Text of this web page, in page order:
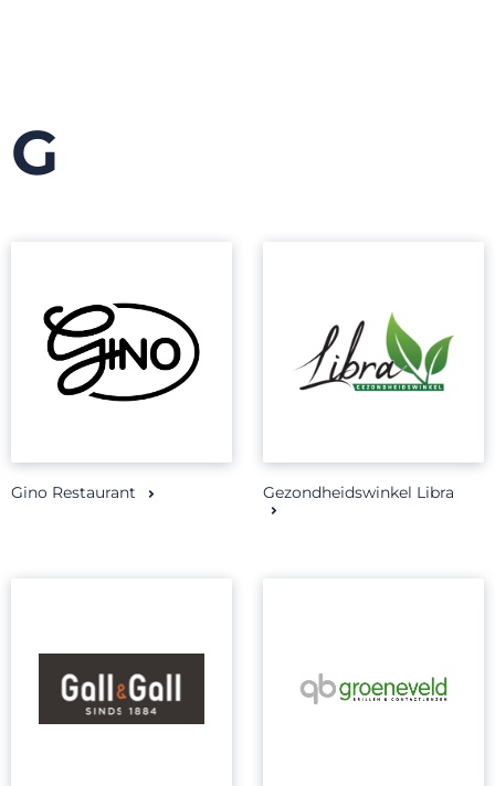
G
Gino Restaurant Gezondheidswinkel Libra